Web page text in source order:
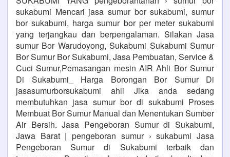
sukabumi Mencari jasa sumur bor sukabumi, sumur
bor sukabumi, harga sumur bor per meter sukabumi
yang terjangkau dan berpengalaman. Silakan Jasa
sumur Bor Warudoyong, Sukabumi Sukabumi Sumur
Bor Sumur Bor Sukabumi, Jasa Pembuatan, Service &
Cuci Sumur,Pemasangan mesin AIR Ahli Bor Sumur
Di Sukabumi_ Harga Borongan Bor Sumur Di
jasasumurborsukabumi ahli Jika anda sedang
membutuhkan jasa sumur bor di sukabumi Proses
Membuat Bor Sumur Manual dan Menentukan Sumber
Air Bersih. Jasa Pengeboran Sumur di Sukabumi,
Jawa Barat | pengeboran sumur › sukabumi Jasa
Pengeboran Sumur di Sukabumi terbaik dan